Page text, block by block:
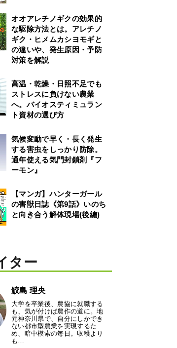
オオアレチノギクの効果的
な駆除方法とは。アレチノ
ギク・ヒメムカシヨモギと
の違いや、発生原因・予防
対策を解説
高温・乾燥・日照不足でも
ストレスに負けない農業
へ。バイオスティミュラン
ト資材の選び方
気候変動で早く・長く発生
する害虫をしっかり防除。
通年使える気門封鎖剤『フ
ーモン』
【マンガ】ハンターガール
の害獣日誌《第9話》いのち
と向き合う解体現場(後編)
ター
鮫島 理央
大学を卒業後、農協に就職する
も、気が付けば農作の道に。地
元神奈川県で、自分にしかでき
ない都市型農業を実現するた
め、暗中模索の毎日。収穫より
も…